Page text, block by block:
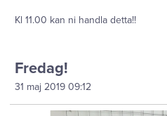
Kl 11.00 kan ni handla detta!!
Fredag!
31 maj 2019 09:12